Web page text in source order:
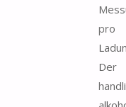
pro
Der